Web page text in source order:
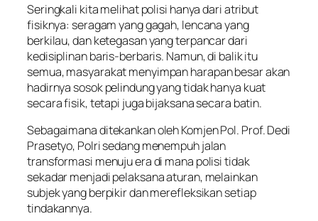
Seringkali kita melihat polisi hanya dari atribut
fisiknya: seragam yang gagah, lencana yang
berkilau, dan ketegasan yang terpancar dari
kedisiplinan baris-berbaris. Namun, di balik itu
semua, masyarakat menyimpan harapan besar akan
hadirnya sosok pelindung yang tidak hanya kuat
secara fisik, tetapi juga bijaksana secara batin.
Sebagaimana ditekankan oleh Komjen Pol. Prof. Dedi
Prasetyo, Polri sedang menempuh jalan
transformasi menuju era di mana polisi tidak
sekadar menjadi pelaksana aturan, melainkan
subjek yang berpikir dan merefleksikan setiap
tindakannya.